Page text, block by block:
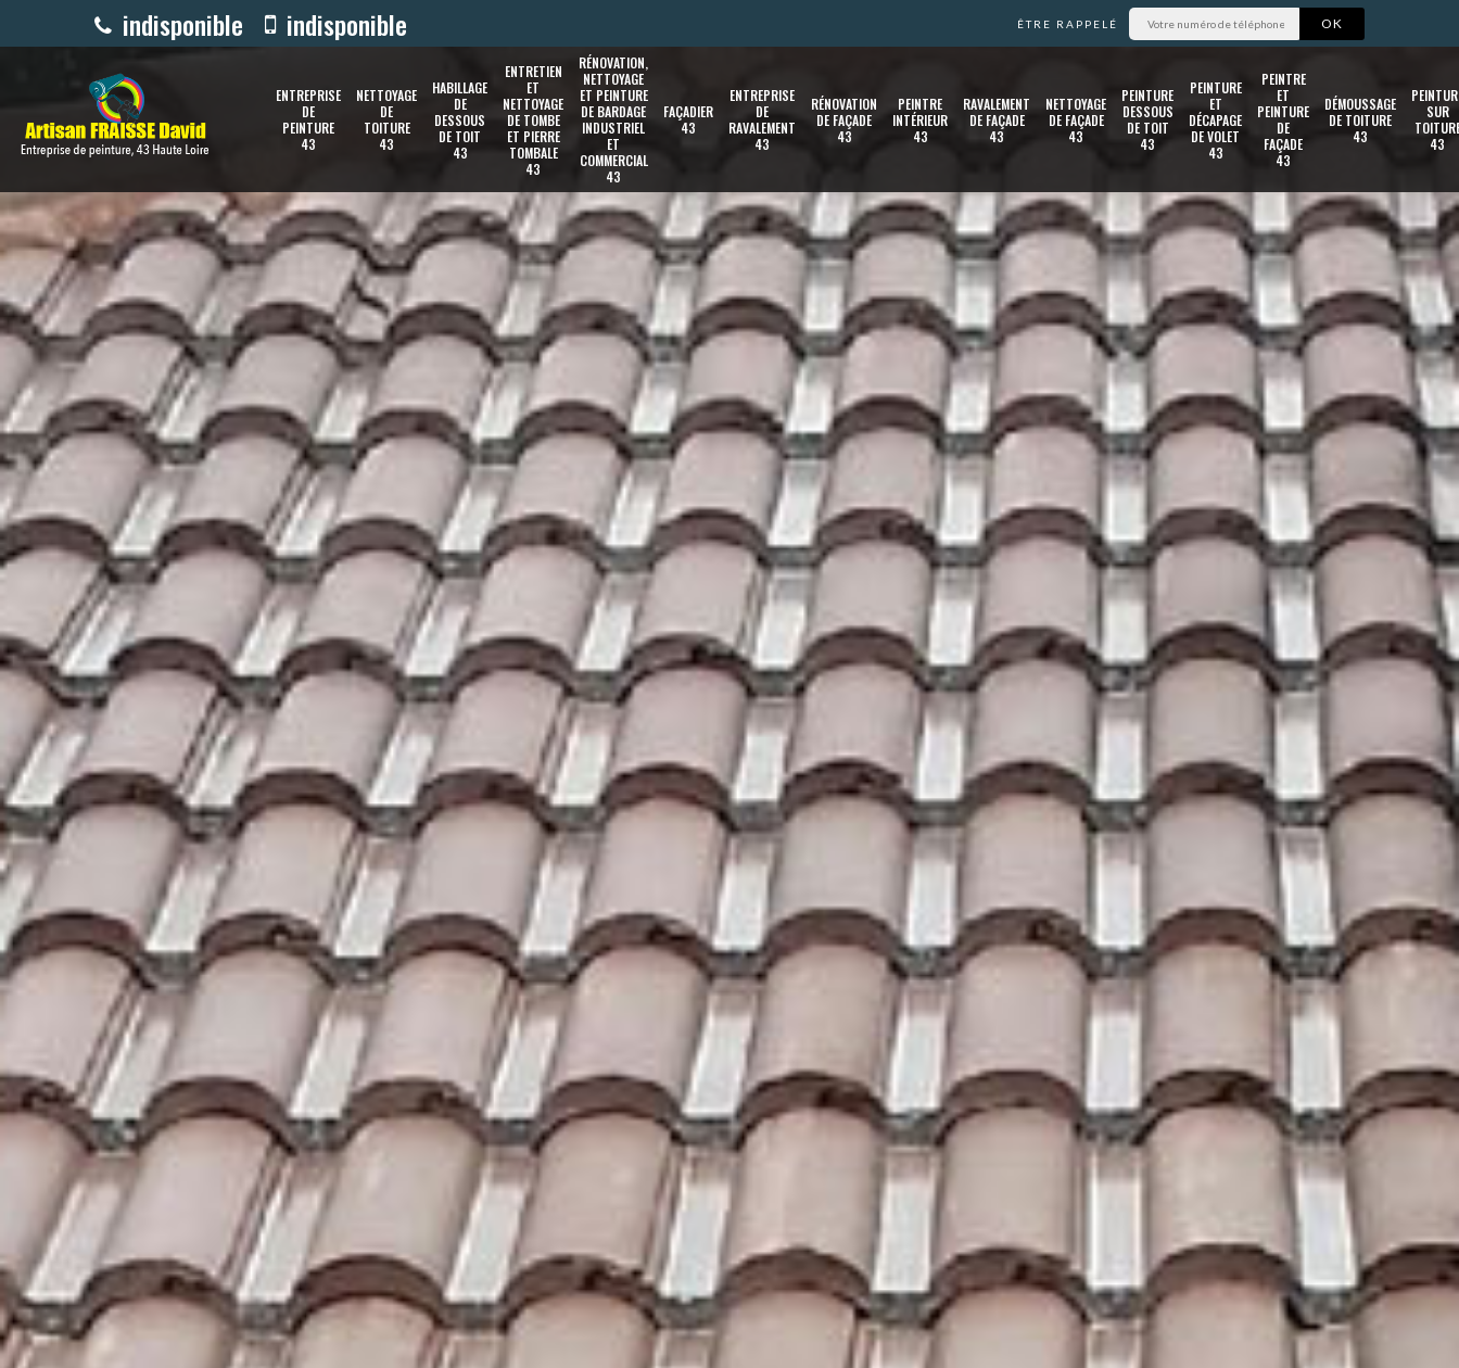
indisponible indisponible ÊTRE RAPPELÉ
ENTREPRISE
DE
PEINTURE
43
NETTOYAGE
DE
TOITURE
43
HABILLAGE
DE
DESSOUS
DE TOIT
43
ENTRETIEN
ET
NETTOYAGE
DE TOMBE
ET PIERRE
TOMBALE
43
RÉNOVATION,
NETTOYAGE
ET PEINTURE
DE BARDAGE
INDUSTRIEL
ET
COMMERCIAL
43
FAÇADIER
43
ENTREPRISE
DE
RAVALEMENT
43
RÉNOVATION
DE FAÇADE
43
PEINTRE
INTÉRIEUR
43
RAVALEMENT
DE FAÇADE
43
NETTOYAGE
DE FAÇADE
43
PEINTURE
DESSOUS
DE TOIT
43
PEINTURE
ET
DÉCAPAGE
DE VOLET
43
PEINTRE
ET
PEINTURE
DE
FAÇADE
43
DÉMOUSSAGE
DE TOITURE
43
SUR
43